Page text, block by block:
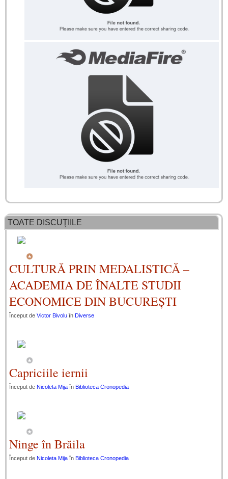
TOATE DISCUŢIILE
CULTURĂ PRIN MEDALISTICĂ –
ACADEMIA DE ÎNALTE STUDII
ECONOMICE DIN BUCUREȘTI
Început de Victor Bivolu în Diverse
Capriciile iernii
Început de Nicoleta Mija în Biblioteca Cronopedia
Ninge în Brăila
Început de Nicoleta Mija în Biblioteca Cronopedia